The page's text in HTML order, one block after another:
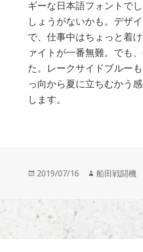
ギーな日本語フォントで
しょうがないかも。デザ
で、仕事中はちょっと着
ァイトが一番無難。でも
た。レークサイドブルー
っ向から夏に立ちむかう
します。
投
日:
2019/07/16
作
船田戦闘機